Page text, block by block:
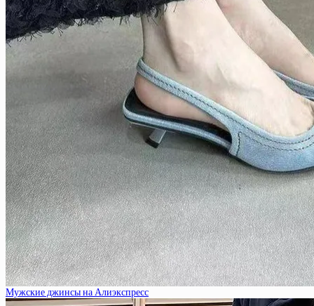
Мужские джинсы на Алиэкспресс